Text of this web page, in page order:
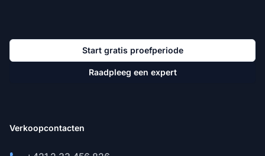
Start gratis proefperiode
Raadpleeg een expert
Verkoopcontacten